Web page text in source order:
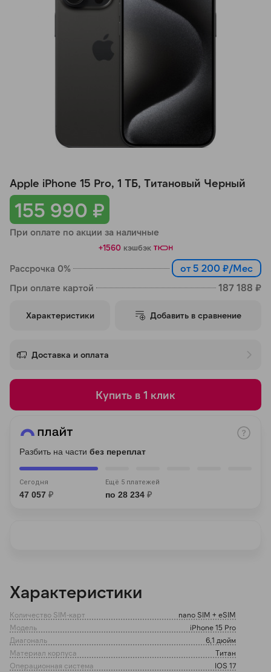
155 990 ₽
При оплате по акции за наличные
+1560 кэшбэк
Рассрочка 0% от 5 200 ₽/Мес
При оплате картой 187 188 ₽
Apple iPhone 15 Pro, 1 ТБ, Титановый Черный
Характеристики Добавить в сравнение
Доставка и оплата
Купить в 1 клик
Разбить на части без переплат
Сегодня
47 057 ₽
Ещё 5 платежей
по 28 234 ₽
Характеристики
Количество SIM-карт
nano SIM + eSIM
Модель
iPhone 15 Pro
Диагональ
6,1 дюйм
Материал корпуса
Титан
Операционная система
IOS 17
Добавляйте товары
в корзину
выбранный способом
Оставшиеся75 % будут
списыватьсяс вашей карты
по25%каждые 2 недели
Подробнее
об оплате Плайтом
25
8 800 302-02-51
plait.ru